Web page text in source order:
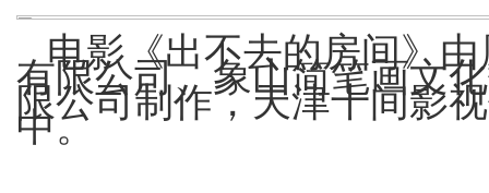
电影《出不去的房间》
有限公司、象山简笔画文
限公司制作，天津十间影
中。